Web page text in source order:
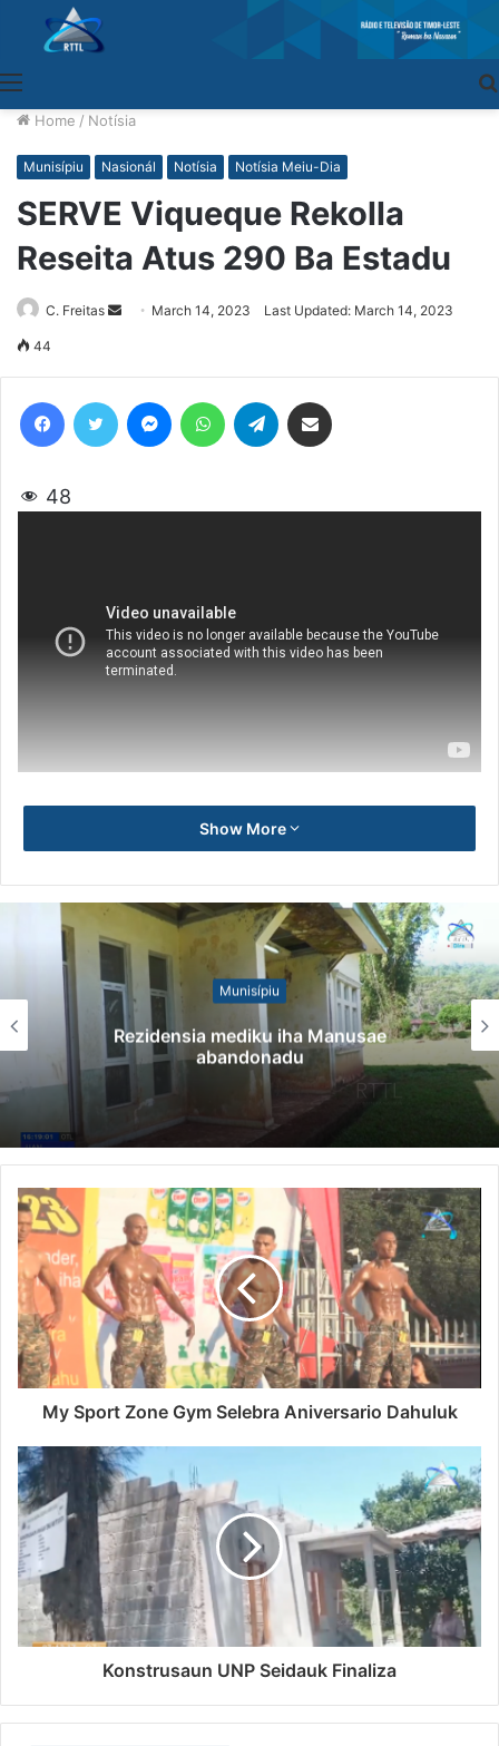
Home / Notísia
Munisípiu Nasionál Notísia Notísia Meiu-Dia
SERVE Viqueque Rekolla
Reseita Atus 290 Ba Estadu
C. Freitas
SendMarch 14, 2023 Last Updated: March 14, 2023
44
48
Show More
Munisípiu
Rezidensia mediku iha Manusae
abandonadu
My Sport Zone Gym Selebra Aniversario Dahuluk
Konstrusaun UNP Seidauk Finaliza